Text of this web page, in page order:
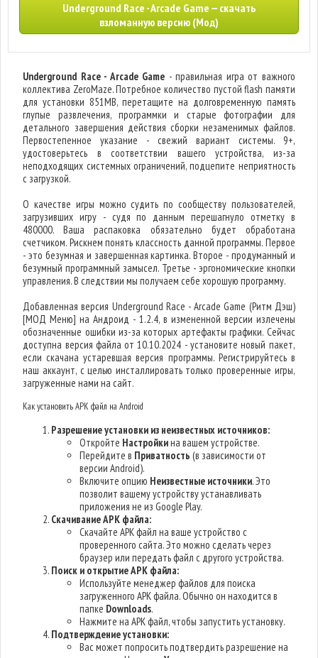
Underground Race - Arcade Game — скачать
взломанную версию (Мод)
Underground Race - Arcade Game - правильная игра от важного
коллектива ZeroMaze. Потребное количество пустой flash памяти
для установки 851MB, перетащите на долговременную память
глупые развлечения, программки и старые фотографии для
детального завершения действия сборки незаменимых файлов.
Первостепенное указание - свежий вариант системы. 9+,
удостоверьтесь в соответствии вашего устройства, из-за
неподходящих системных ограничений, подцепите неприятность
с загрузкой.
О качестве игры можно судить по сообществу пользователей,
загрузивших игру - судя по данным перешагнуло отметку в
480000. Ваша распаковка обязательно будет обработана
счетчиком. Рискнем понять классность данной программы. Первое
- это безумная и завершенная картинка. Второе - продуманный и
безумный программный замысел. Третье - эргономические кнопки
управления. В следствии мы получаем себе хорошую программу.
Добавленная версия Underground Race - Arcade Game (Ритм Дэш)
[МОД Меню] на Андроид - 1.2.4, в измененной версии излечены
обозначенные ошибки из-за которых артефакты графики. Сейчас
доступна версия файла от 10.10.2024 - установите новый пакет,
если скачана устаревшая версия программы. Регистрируйтесь в
наш аккаунт, с целью инсталлировать только проверенные игры,
загруженные нами на сайт.
Как установить APK файл на Android
Разрешение установки из неизвестных источников:
Откройте Настройкина вашем устройстве.
Перейдите в Приватность (в зависимости от
версии Android).
Включите опцию Неизвестные источники. Это
позволит вашему устройству устанавливать
приложения не из Google Play.
Скачивание APK файла:
Скачайте APK файл на ваше устройство с
проверенного сайта. Это можно сделать через
браузер или передать файл с другого устройства.
Поиск и открытие APK файла:
Используйте менеджер файлов для поиска
загруженного APK файла. Обычно он находится в
папке Downloads.
Нажмите на APK файл, чтобы запустить установку.
Подтверждение установки:
Вас может попросить подтвердить разрешение на